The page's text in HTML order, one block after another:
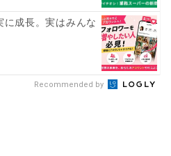
に成長。実はみんな
Recommended by